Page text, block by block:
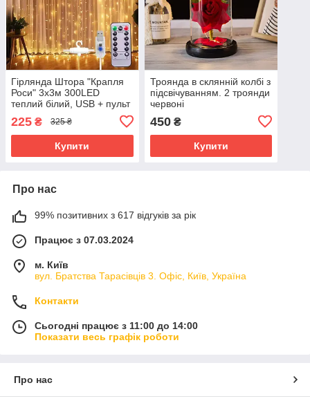
Гірлянда Штора "Крапля
Роси" 3х3м 300LED
теплий білий, USB + пульт
225 ₴ 325 ₴
Купити
Троянда в склянній колбі з
підсвічуванням. 2 троянди
червоні
450₴
Купити
Про нас
99% позитивних з 617 відгуків за рік
Працює з 07.03.2024
м. Київ
вул. Братства Тарасівців 3. Офіс, Київ, Україна
Контакти
Сьогодні працює з 11:00 до 14:00
Показати весь графік роботи
Про нас